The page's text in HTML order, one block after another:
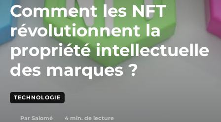
Comment les NFT
révolutionnent la
propriété intellectuelle
des marques ?
TECHNOLOGIE
Par Salomé 4 min. de lecture